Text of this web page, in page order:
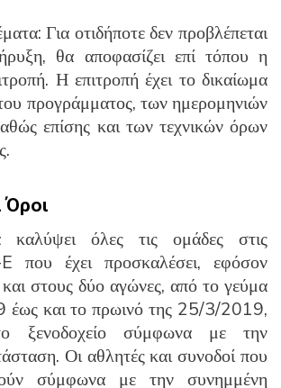
Για οτιδήποτε δεν προβλέπεται
θα αποφασίζει επί τόπου η
Η επιτροπή έχει το δικαίωμα
προγράμματος, των ημερομηνιών
επίσης και των τεχνικών όρων
Όροι
όλες τις ομάδες στις
που έχει προσκαλέσει, εφόσον
στους δύο αγώνες, από το γεύμα
και το πρωινό της 25/3/2019,
ξενοδοχείο σύμφωνα με την
Οι αθλητές και συνοδοί που
σύμφωνα με την συνημμένη